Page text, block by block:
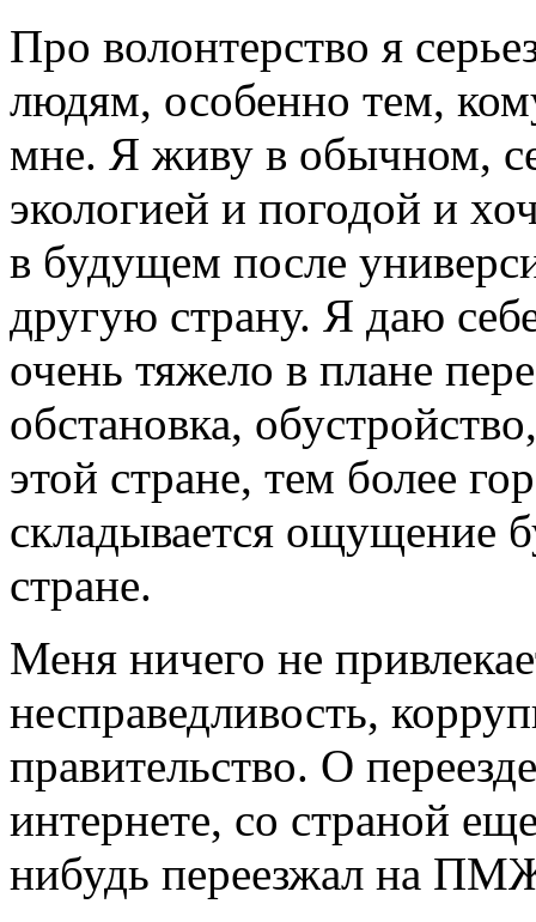
Про волонтерство я
людям, особенно тем,
мне. Я живу в обычном,
экологией и погодой и
в будущем после
другую страну. Я даю
очень тяжело в плане
обстановка,
этой стране, тем более
складывается ощущение
стране.
Меня ничего не
несправедливость,
правительство. О
интернете, со страной
нибудь переезжал на